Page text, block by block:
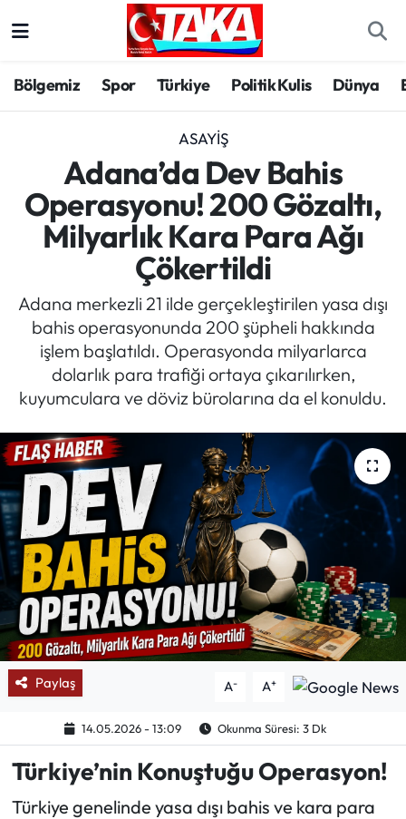
Bölgemiz Spor Türkiye Politik Kulis Dünya
ASAYIŞ
Adana’da Dev Bahis
Operasyonu! 200 Gözaltı,
Milyarlık Kara Para Ağı
Çökertildi
Adana merkezli 21 ilde gerçekleştirilen yasa dışı
bahis operasyonunda 200 şüpheli hakkında
işlem başlatıldı. Operasyonda milyarlarca
dolarlık para trafiği ortaya çıkarılırken,
kuyumculara ve döviz bürolarına da el konuldu.
Paylaş A- A+
14.05.2026 - 13:09 Okunma Süresi: 3 Dk
Türkiye’nin Konuştuğu Operasyon!
Türkiye genelinde yasa dışı bahis ve kara para
Spor
Türkiye
Kültür/Sanat
Politika
Politik Kulis
Dünya
Magazin
Mektup Galeri
Röportaj
Manşet
Köşe Yazıları
Karikatür Galeri
BIK
Spor Yazıları
Mektup Galeri
Trabzon Hava Durumu
Trabzon Trafik Yoğunluk Haritası
Süper Lig Puan Durumu ve Fikstür
Tüm Manşetler
Son Dakika Haberleri
Haber Arşivi